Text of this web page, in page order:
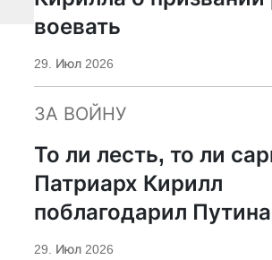
воевать
29. Июл 2026
ЗА ВОЙНУ
То ли лесть, то ли
Патриарх Кирилл
поблагодарил
защиту суверенитета и
29. Июл 2026